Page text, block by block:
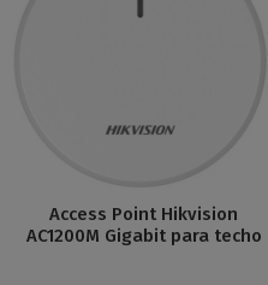
Access Point Hikvision
AC1200M Gigabit para techo